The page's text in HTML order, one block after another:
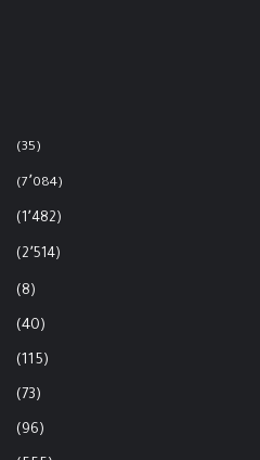
(35)
(7٬084)
(1٬482)
(2٬514)
(8)
(40)
(115)
(73)
(96)